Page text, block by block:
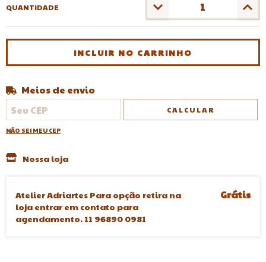
QUANTIDADE
Entregas para o CEP:
Meios de envio
CALCULAR
NÃO SEI MEU CEP
Nossa loja
Atelier Adriartes Para opção retira na
loja entrar em contato para
agendamento. 11 96890 0981
Grátis